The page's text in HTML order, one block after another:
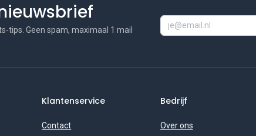
tips. Geen spam, maximaal 1 mail
Klantenservice
Contact
Bedrijf
Over ons